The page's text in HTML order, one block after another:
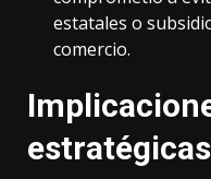
estatales o
comercio.
estratégicas